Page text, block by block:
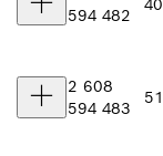
594 482
40
2 608
594 483
51